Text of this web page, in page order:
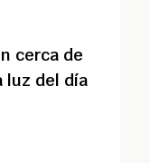
cerca de
luz del día